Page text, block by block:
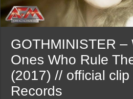
GOTHMINISTER –
Ones Who Rule
(2017) // official clip
Records